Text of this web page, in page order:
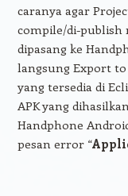
caranya agar
compile/di-publish
dipasang ke
langsung Export to
yang tersedia di
APK yang
Handphone
pesan error “